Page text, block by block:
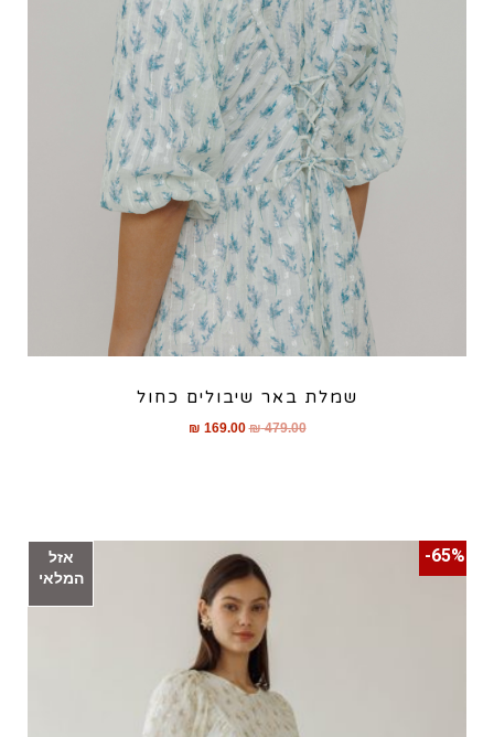
שמלת באר שיבולים כחול
₪479.00
₪ 169.00
אזל
המלאי
65%-